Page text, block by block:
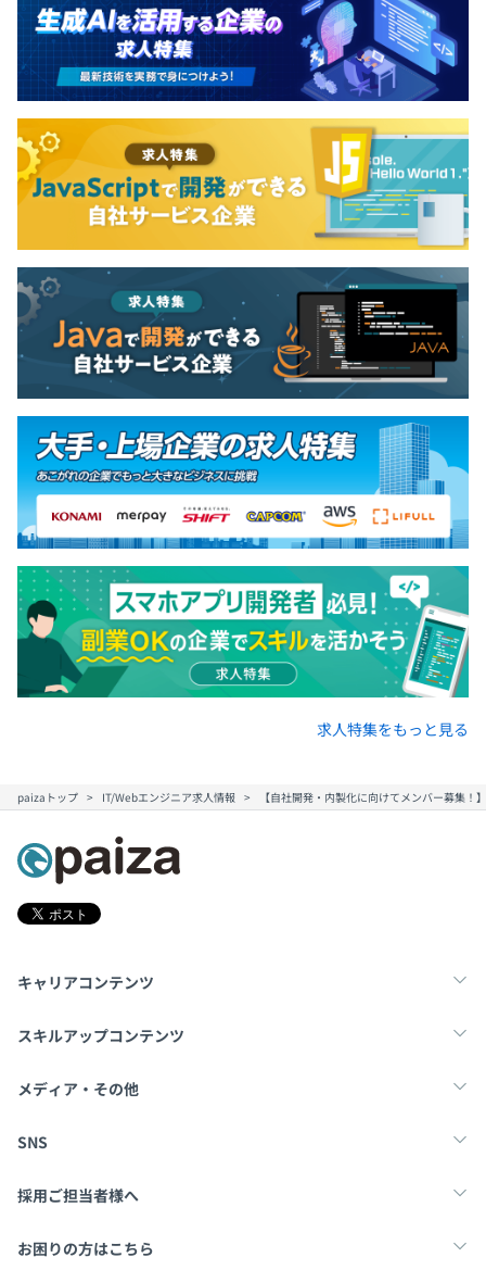
求人特集をもっと見る
paizaトップ IT/Webエンジニア求人情報 【自社開発・内製化に向けてメンバー募集
キャリアコンテンツ
転職・キャリア
スキルアップコンテンツ
学習
メディア・その他
Tech Team Journal
SNS
X
採用ご担当者様へ
採用・教育をお考えの企業様へ
お困りの方はこちら